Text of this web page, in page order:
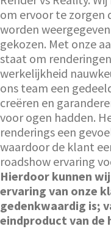
om ervoor te zorgen
worden
gekozen. Met onze
staat om
werkelijkheid
ons team een
creëren en
voor ogen hadden.
renderings een
waardoor de klant
roadshow ervaring
Hierdoor kunnen
ervaring van onze
gedenkwaardig is;
eindproduct van de